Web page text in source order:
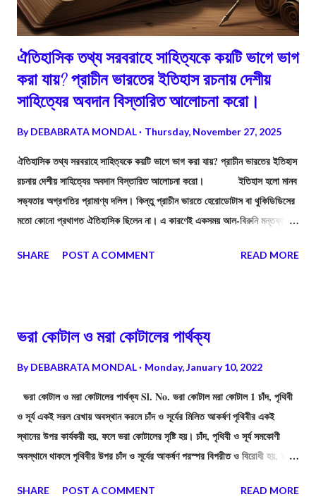
ঐতিহাসিক তথ্য সরবরাহে সাহিত্যকে কয়টি ভাগে ভাগ
করা যায়? প্রাচীন ভারতের ইতিহাস রচনায় দেশীয়
সাহিত্যের অবদান বিস্তারিত আলোচনা করো।
ByDEBABRATA MONDAL Thursday, November 27, 2025
ঐতিহাসিক তথ্য সরবরাহে সাহিত্যকে কয়টি ভাগে ভাগ করা যায়? প্রাচীন ভারতের ইতিহাস
রচনায় দেশীয় সাহিত্যের অবদান বিস্তারিত আলোচনা করো। ইতিহাস হলো মানব
সভ্যতার অগ্রগতির প্রামাণ্য দলিল। কিন্তু প্রাচীন ভারতে হেরোডোটাস বা থুকিডিডিসের
মতো কোনো প্রথাগত ঐতিহাসিক ছিলেন না। এ কারণেই একসময় আল-বিরুনি মন্তব্য
নয়। প্রাচীন ভারতের মুনি-ঋষি এবং কবিরা সরাসরি ইতিহাস না লিখলেও, তাঁদের রচিত
SHARE POST A COMMENT READ MORE
ভরা কোটাল ও মরা কোটালের পার্থক্য
ByDEBABRATA MONDAL Monday, January 10, 2022
ভরা কোটাল ও মরা কোটালের পার্থক্য Sl. No. ভরা কোটাল মরা কোটাল 1 চাঁদ, পৃথিবী
ও সূর্য একই সরল রেখায় অবস্থান করলে চাঁদ ও সূর্যের মিলিত আকর্ষণ পৃথিবীর একই
স্থানের উপর কার্যকরী হয়, ফলে ভরা কোটালের সৃষ্টি হয়। চাঁদ, পৃথিবী ও সূর্য সমকোণী
অবস্থানে থাকলে পৃথিবীর উপর চাঁদ ও সূর্যের আকর্ষণ পরস্পর বিপরীত ও বিরোধী হয়, ফলে
আহরণ ইত্যাদি)-র প্রভাব বেশি। মানবজীবনের উপর মরা কোটালের প্রভাব কম। 3 ভরা
SHARE POST A COMMENT READ MORE